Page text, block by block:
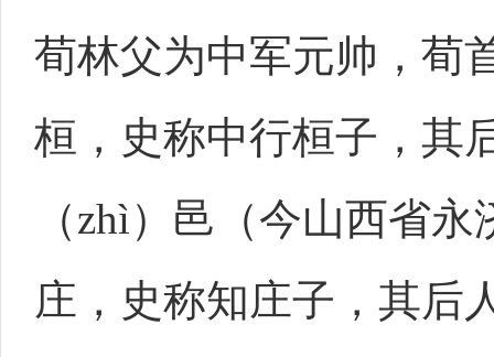
荀林父为中军元帅，荀
桓，史称中行桓子，其
（zhì）邑（今山西省
庄，史称知庄子，其后